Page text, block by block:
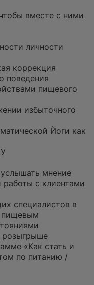
вместе с ними
личности
коррекция
поведения
пищевого
избыточного
Йоги как
мнение
работы с клиентами
специалистов в
пищевым
розыгрыше
«Как стать и
по питанию /